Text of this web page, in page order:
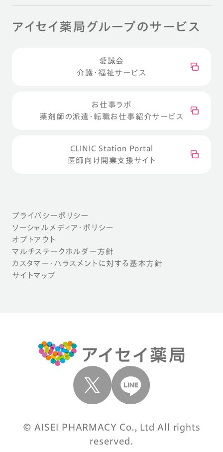
アイセイ薬局グループのサービス
愛誠会
介護・福祉サービス
お仕事ラボ
薬剤師の派遣・転職お仕事紹介サービス
CLINIC Station Portal
医師向け開業支援サイト
プライバシーポリシー
ソーシャルメディア・ポリシー
オプトアウト
マルチステークホルダー方針
カスタマー・ハラスメントに対する基本方針
サイトマップ
© AISEI PHARMACY Co., Ltd All rights
reserved.